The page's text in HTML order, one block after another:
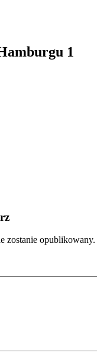
1
zostanie opublikowany.